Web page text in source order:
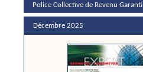
Police Collective de Revenu Garanti
Décembre 2025